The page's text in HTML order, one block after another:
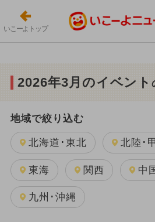
いこーよトップ
2026年3月のイベント
地域で絞り込む
北海道･東北 北陸･
東海 関西 中
九州･沖縄